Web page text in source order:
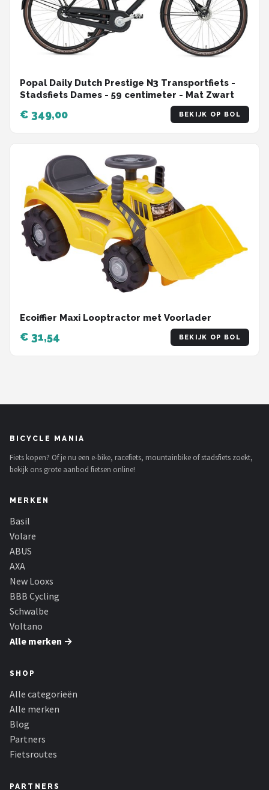
Popal Daily Dutch Prestige N3 Transportfiets -
Stadsfiets Dames - 59 centimeter - Mat Zwart
€ 349,00 BEKIJK OP BOL
Ecoiffier Maxi Looptractor met Voorlader
€ 31,54 BEKIJK OP BOL
BICYCLE MANIA
Fiets kopen? Of je nu een e-bike, racefiets, mountainbike of stadsfiets zoekt,
bekijk ons grote aanbod fietsen online!
MERKEN
Basil
Volare
ABUS
AXA
New Looxs
BBB Cycling
Schwalbe
Voltano
Alle merken →
SHOP
Alle categorieën
Alle merken
Blog
Partners
Fietsroutes
PARTNERS